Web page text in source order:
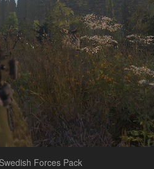
Swedish Forces Pack